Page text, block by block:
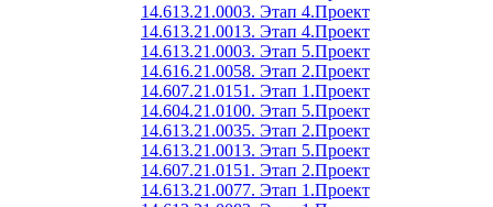
14.613.21.0003. Этап 4.Проект
14.613.21.0013. Этап 4.Проект
14.613.21.0003. Этап 5.Проект
14.616.21.0058. Этап 2.Проект
14.607.21.0151. Этап 1.Проект
14.604.21.0100. Этап 5.Проект
14.613.21.0035. Этап 2.Проект
14.613.21.0013. Этап 5.Проект
14.607.21.0151. Этап 2.Проект
14.613.21.0077. Этап 1.Проект